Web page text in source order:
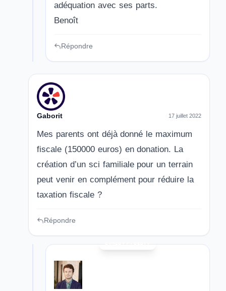
adéquation avec ses parts.
Benoît
Répondre
Gaborit 17 juillet 2022
Mes parents ont déjà donné le maximum
fiscale (150000 euros) en donation. La
création d’un sci familiale pour un terrain
peut venir en complément pour réduire la
taxation fiscale ?
Répondre